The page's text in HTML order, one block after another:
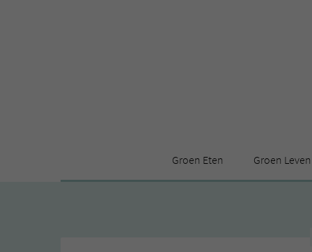
Groen Eten Groen Leven